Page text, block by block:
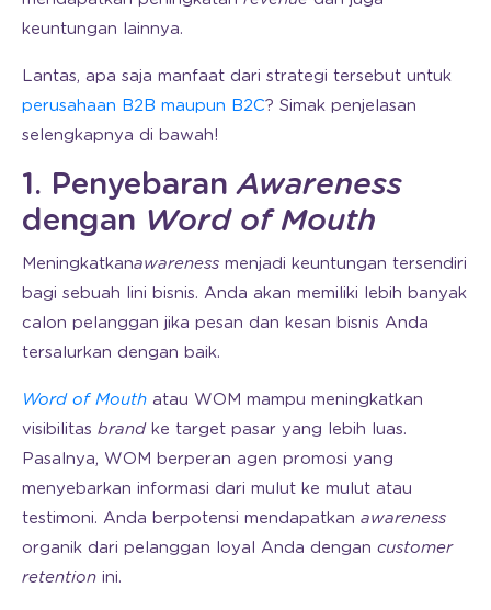
keuntungan lainnya.
Lantas, apa saja manfaat dari strategi tersebut untuk
perusahaan B2B maupun B2C? Simak penjelasan
selengkapnya di bawah!
1. PenyebaranAwareness
dengan Word of Mouth
Meningkatkanawareness menjadi keuntungan tersendiri
bagi sebuah lini bisnis. Anda akan memiliki lebih banyak
calon pelanggan jika pesan dan kesan bisnis Anda
tersalurkan dengan baik.
Word of Mouth atau WOM mampu meningkatkan
visibilitas brandke target pasar yang lebih luas.
Pasalnya, WOM berperan agen promosi yang
menyebarkan informasi dari mulut ke mulut atau
testimoni. Anda berpotensi mendapatkan awareness
organik dari pelanggan loyal Anda dengan customer
retention ini.